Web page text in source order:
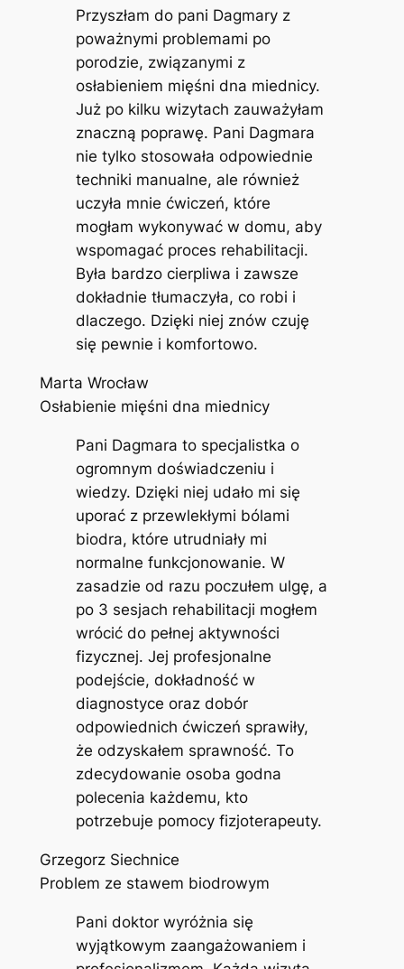
Przyszłam do pani Dagmary z
poważnymi problemami po
porodzie, związanymi z
osłabieniem mięśni dna miednicy.
Już po kilku wizytach zauważyłam
znaczną poprawę. Pani Dagmara
nie tylko stosowała odpowiednie
techniki manualne, ale również
uczyła mnie ćwiczeń, które
mogłam wykonywać w domu, aby
wspomagać proces rehabilitacji.
Była bardzo cierpliwa i zawsze
dokładnie tłumaczyła, co robi i
dlaczego. Dzięki niej znów czuję
się pewnie i komfortowo.
Marta Wrocław
Osłabienie mięśni dna miednicy
Pani Dagmara to specjalistka o
ogromnym doświadczeniu i
wiedzy. Dzięki niej udało mi się
uporać z przewlekłymi bólami
biodra, które utrudniały mi
normalne funkcjonowanie. W
zasadzie od razu poczułem ulgę, a
po 3 sesjach rehabilitacji mogłem
wrócić do pełnej aktywności
fizycznej. Jej profesjonalne
podejście, dokładność w
diagnostyce oraz dobór
odpowiednich ćwiczeń sprawiły,
że odzyskałem sprawność. To
zdecydowanie osoba godna
polecenia każdemu, kto
potrzebuje pomocy fizjoterapeuty.
Grzegorz Siechnice
Problem ze stawem biodrowym
Pani doktor wyróżnia się
wyjątkowym zaangażowaniem i